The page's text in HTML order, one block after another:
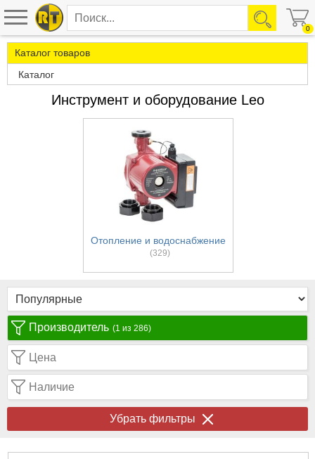
0
Каталог товаров
Каталог
Инструмент и оборудование Leo
Отопление и водоснабжение
(329)
Производитель (1 из 286)
Цена
Наличие
Убрать фильтры